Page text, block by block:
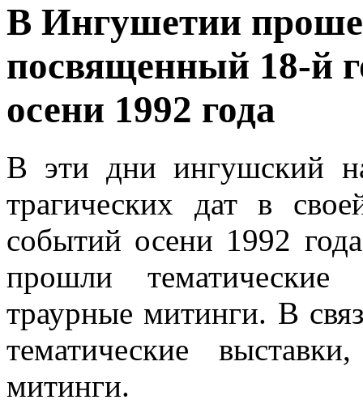
В Ингушетии
посвященный 18-й
осени 1992 года
В эти дни ингушский
трагических дат в
событий осени 1992
прошли тематические
траурные митинги. В
тематические
митинги.